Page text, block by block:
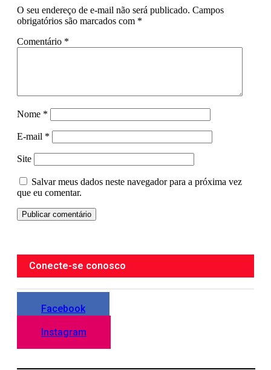
O seu endereço de e-mail não será publicado. Campos
obrigatórios são marcados com *
Comentário *
Nome *
E-mail *
Site
Salvar meus dados neste navegador para a próxima vez
que eu comentar.
Conecte-se conosco
Facebook
Instagram